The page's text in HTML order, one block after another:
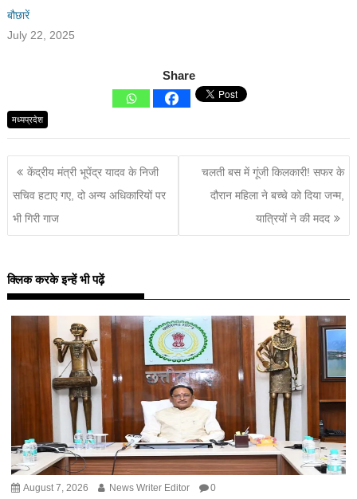
बौछारें
July 22, 2025
Share
मध्यप्रदेश
केंद्रीय मंत्री भूपेंद्र यादव के निजी
सचिव हटाए गए, दो अन्य अधिकारियों पर
भी गिरी गाज
चलती बस में गूंजी किलकारी! सफर के
दौरान महिला ने बच्चे को दिया जन्म,
यात्रियों ने की मदद
क्लिक करके इन्हें भी पढ़ें
August 7, 2026 News Writer Editor 0